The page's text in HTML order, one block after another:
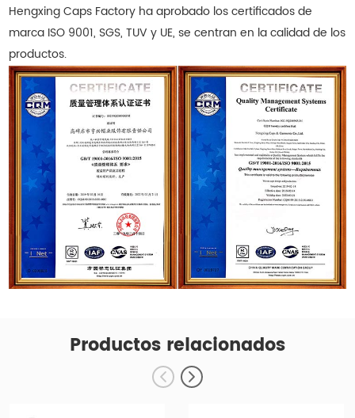
Hengxing Caps Factory ha aprobado los certificados de
marca ISO 9001, SGS, TUV y UE, se centran en la calidad de los
productos.
Productos relacionados